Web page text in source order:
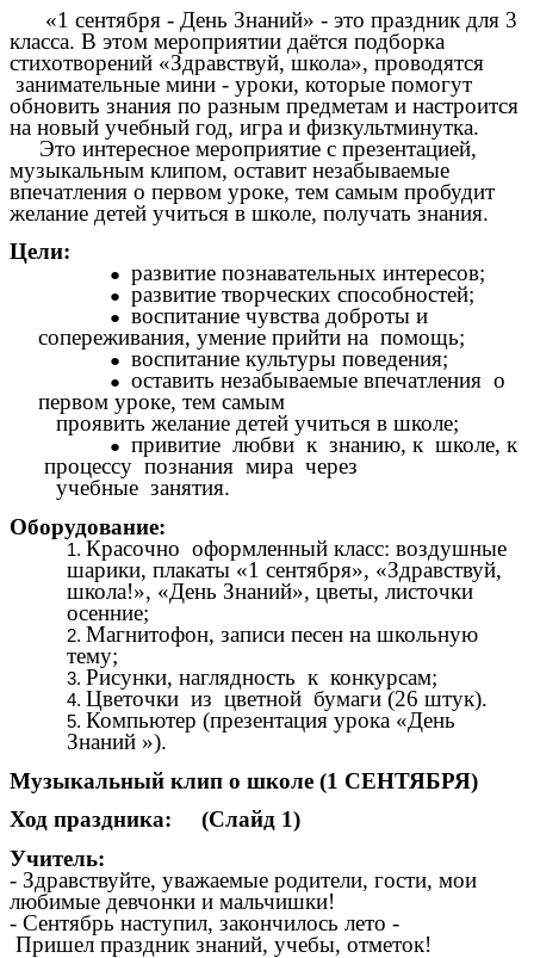
«1 сентября - День Знаний» - это праздник для 3
класса. В этом мероприятии даётся подборка
стихотворений «Здравствуй, школа», проводятся
занимательные мини - уроки, которые помогут
обновить знания по разным предметам и настроится
на новый учебный год, игра и физкультминутка.
Это интересное мероприятие с презентацией,
музыкальным клипом, оставит незабываемые
впечатления о первом уроке, тем самым пробудит
желание детей учиться в школе, получать знания.
Цели:
развитие познавательных интересов;
развитие творческих способностей;
воспитание чувства доброты и
сопереживания, умение прийти на помощь;
воспитание культуры поведения;
оставить незабываемые впечатления о
первом уроке, тем самым
проявить желание детей учиться в школе;
привитие любви к знанию, к школе, к
процессу познания мира через
учебные занятия.
Оборудование:
Красочно оформленный класс: воздушные
шарики, плакаты «1 сентября», «Здравствуй,
школа!», «День Знаний», цветы, листочки
осенние;
Магнитофон, записи песен на школьную
тему;
Рисунки, наглядность к конкурсам;
Цветочки из цветной бумаги (26 штук).
Компьютер (презентация урока «День
Знаний »).
Музыкальный клип о школе (1 СЕНТЯБРЯ)
Ход праздника: (Слайд 1)
Учитель:
- Здравствуйте, уважаемые родители, гости, мои
любимые девчонки и мальчишки!
- Сентябрь наступил, закончилось лето -
Пришел праздник знаний, учебы, отметок!